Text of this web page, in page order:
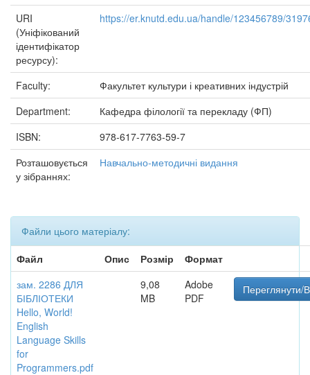
URI
(Уніфікований
ідентифікатор
ресурсу):
https://er.knutd.edu.ua/handle/123456789/
Faculty:
Факультет культури і креативних індустрій
Department:
Кафедра філології та перекладу (ФП)
ISBN:
978-617-7763-59-7
Розташовується
у зібраннях:
Навчально-методичні видання
Файли цього матеріалу:
Файл
Опис Розмір
Формат
зам. 2286 ДЛЯ
БІБЛІОТЕКИ
Hello, World!
English
Language Skills
for
Programmers.pdf
9,08
MB
Adobe
PDF
Переглянути/